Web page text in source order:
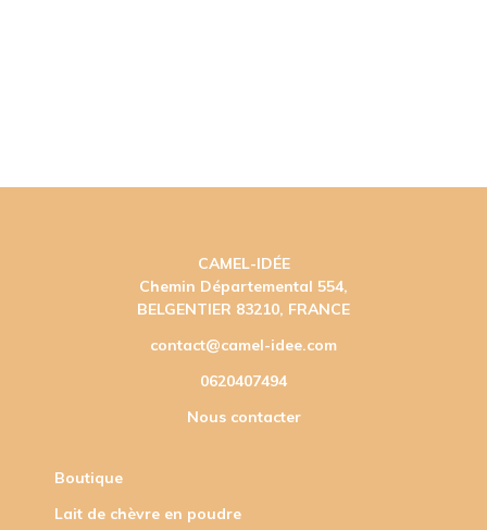
CAMEL-IDÉE
Chemin Départemental 554,
BELGENTIER 83210, FRANCE
contact@camel-idee.com
0620407494
Nous contacter
Boutique
Lait de chèvre en poudre